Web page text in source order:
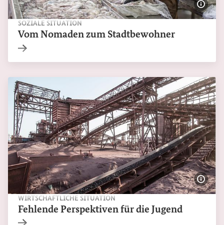
SOZIALE SITUATION
Vom Nomaden zum Stadtbewohner
WIRTSCHAFTLICHE SITUATION
Fehlende Perspektiven für die Jugend